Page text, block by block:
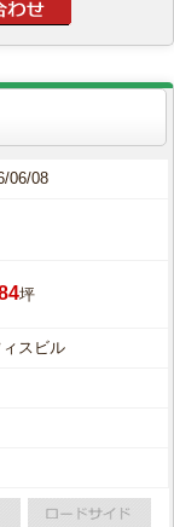
06/08
坪
ィスビル